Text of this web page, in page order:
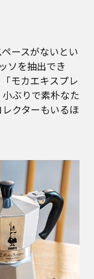
ースがないとい
ソを抽出でき
モカエキスプレ
ぶりで素朴なた
クターもいるほ